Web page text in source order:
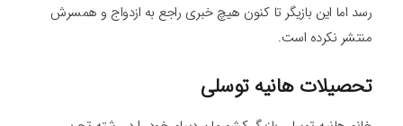
رسد اما این بازیگر تا کنون هیچ خبری راجع به ازدواج و همسرش
منتشر نکرده است.
تحصیلات هانیه توسلی